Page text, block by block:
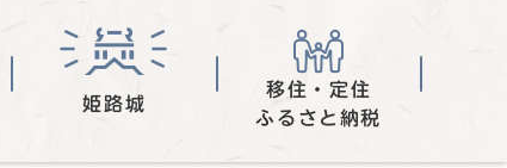
姫路城
移住・定住
ふるさと納税